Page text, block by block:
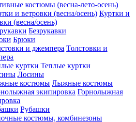
костюмы (весна-лето-осень)
Куртки и
(весна/осень)
Безрукавки
Брюки
Толстовки и
Теплые куртки
Лосины
Лыжные костюмы
Горнолыжная
Рубашки